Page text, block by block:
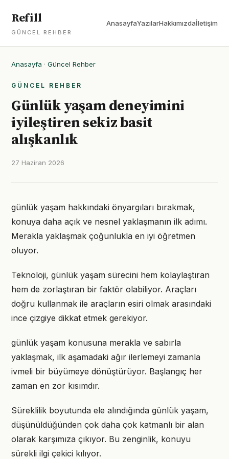
Refill
GÜNCEL REHBER
AnasayfaYazılarHakkımızdaİletişim
Anasayfa · Güncel Rehber
GÜNCEL REHBER
Günlük yaşam deneyimini
iyileştiren sekiz basit
alışkanlık
27 Haziran 2026
günlük yaşam hakkındaki önyargıları bırakmak,
konuya daha açık ve nesnel yaklaşmanın ilk adımı.
Merakla yaklaşmak çoğunlukla en iyi öğretmen
oluyor.
Teknoloji, günlük yaşam sürecini hem kolaylaştıran
hem de zorlaştıran bir faktör olabiliyor. Araçları
doğru kullanmak ile araçların esiri olmak arasındaki
ince çizgiye dikkat etmek gerekiyor.
günlük yaşam konusuna merakla ve sabırla
yaklaşmak, ilk aşamadaki ağır ilerlemeyi zamanla
ivmeli bir büyümeye dönüştürüyor. Başlangıç her
zaman en zor kısımdır.
Süreklilik boyutunda ele alındığında günlük yaşam,
düşünüldüğünden çok daha çok katmanlı bir alan
olarak karşımıza çıkıyor. Bu zenginlik, konuyu
sürekli ilgi çekici kılıyor.